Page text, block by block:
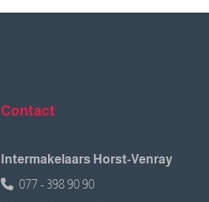
Contact
Intermakelaars Horst-Venray
077 - 398 90 90